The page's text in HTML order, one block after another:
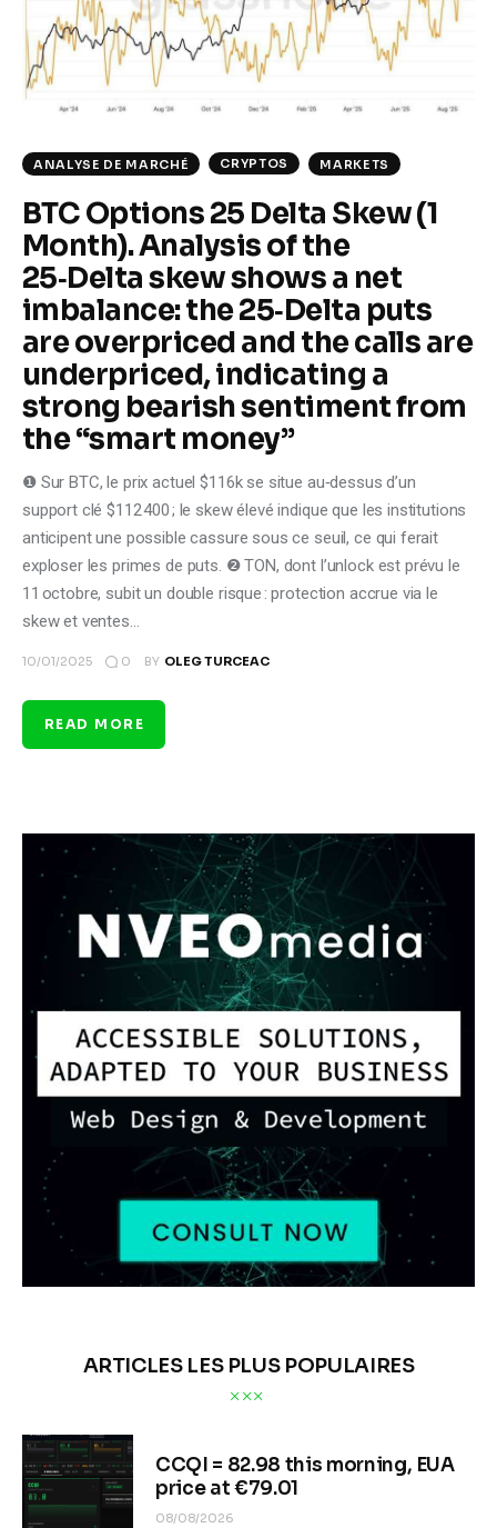
Climate
Markets
Shop
ANALYSE DE MARCHÉ CRYPTOS MARKETS
BTC Options 25 Delta Skew (1
Month). Analysis of the
25‑Delta skew shows a net
imbalance: the 25‑Delta puts
are overpriced and the calls are
underpriced, indicating a
strong bearish sentiment from
the “smart money”
❶ Sur BTC, le prix actuel $116k se situe au‑dessus d’un
support clé $112 400 ; le skew élevé indique que les institutions
anticipent une possible cassure sous ce seuil, ce qui ferait
exploser les primes de puts. ❷ TON, dont l’unlock est prévu le
11 octobre, subit un double risque : protection accrue via le
skew et ventes…
10/01/2025 0 BY OLEG TURCEAC
READ MORE
ARTICLES LES PLUS POPULAIRES
CCQI = 82.98 this morning, EUA
price at €79.01
08/08/2026